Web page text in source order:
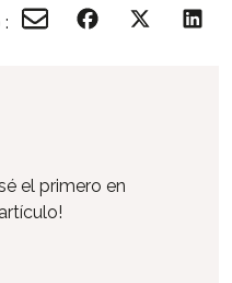
el primero en